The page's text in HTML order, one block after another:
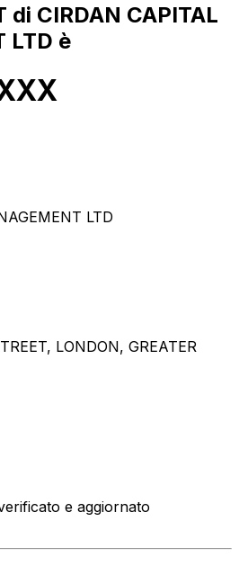
di CIRDAN CAPITAL
LTD è
LTD
LONDON, GREATER
e aggiornato